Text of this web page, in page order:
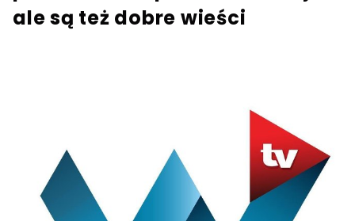
ale są też dobre wieści